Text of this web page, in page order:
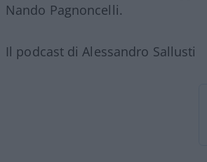
Nando Pagnoncelli.
Il podcast di Alessandro Sallusti